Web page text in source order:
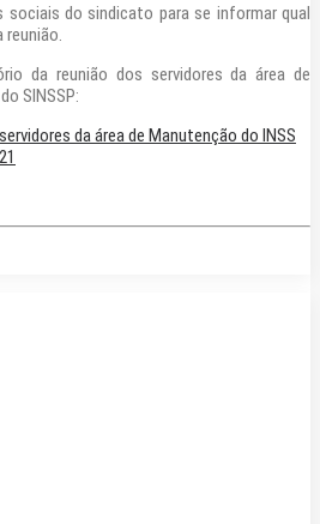
sociais do sindicato para se informar qual
reunião.
da reunião dos servidores da área de
SINSSP:
da área de Manutenção do INSS